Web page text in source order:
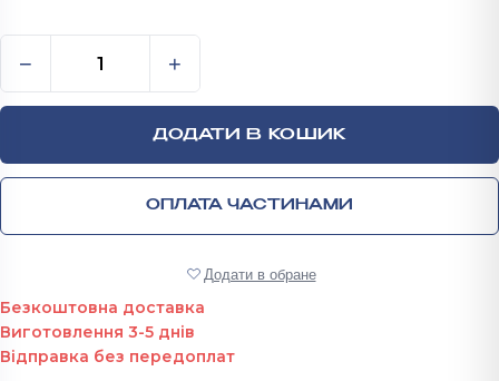
− +
ДОДАТИ В КОШИК
ОПЛАТА ЧАСТИНАМИ
Додати в обране
Безкоштовна доставка
Виготовлення 3-5 днів
Відправка без передоплат